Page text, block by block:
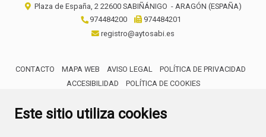
Este sitio utiliza cookies
Plaza de España, 2 22600 SABIÑÁNIGO - ARAGÓN (ESPAÑA)
974484200
974484201
registro@aytosabi.es
CONTACTO MAPA WEB AVISO LEGAL
POLÍTICA DE PRIVACIDAD
ACCESIBILIDAD
POLÍTICA DE COOKIES